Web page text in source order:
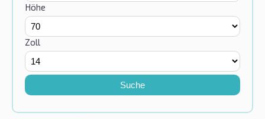
Höhe
Zoll
Suche